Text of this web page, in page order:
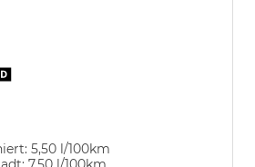
5,50 l/100km